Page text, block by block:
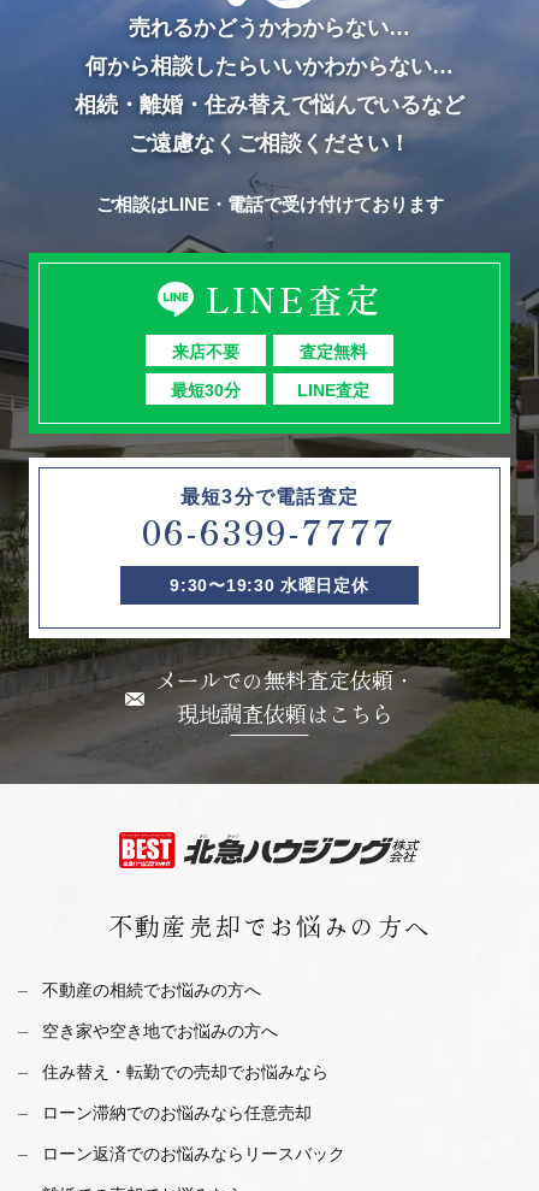
売れるかどうかわからない…
何から相談したらいいかわからない…
相続・離婚・住み替えで悩んでいるなど
ご遠慮なくご相談ください！
ご相談はLINE・電話で受け付けております
LINE査定
来店不要
査定無料
最短30分
LINE査定
最短3分で電話査定
06-6399-7777
9:30〜19:30 水曜日定休
メールでの無料査定依頼・
現地調査依頼はこちら
不動産売却で お悩みの方へ
不動産の相続でお悩みの方へ
空き家や空き地でお悩みの方へ
住み替え・転勤での売却でお悩みなら
ローン滞納でのお悩みなら任意売却
ローン返済でのお悩みならリースバック